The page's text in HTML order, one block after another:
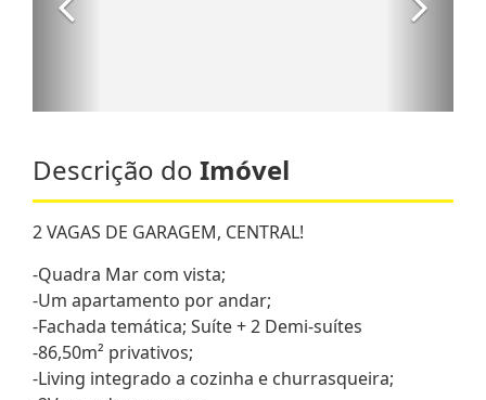
Descrição do Imóvel
2 VAGAS DE GARAGEM, CENTRAL!
-Quadra Mar com vista;
-Um apartamento por andar;
-Fachada temática; Suíte + 2 Demi-suítes
-86,50m² privativos;
-Living integrado a cozinha e churrasqueira;